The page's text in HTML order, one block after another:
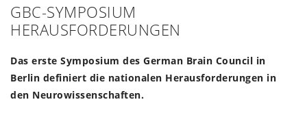
GBC-SYMPOSIUM
HERAUSFORDERUNGEN
Das erste Symposium des German Brain Council in
Berlin definiert die nationalen Herausforderungen in
den Neurowissenschaften.